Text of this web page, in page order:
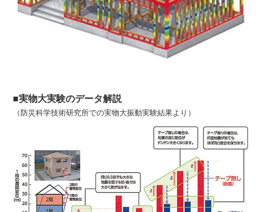
■実物大実験のデータ解説
（防災科学技術研究所での実物大振動実験結果より）